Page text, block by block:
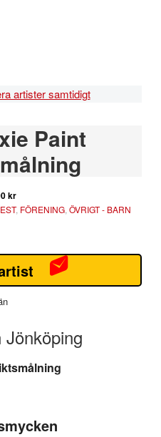
artister samtidigt
Paint
kr
, FÖRENING,ÖVRIGT - BARN